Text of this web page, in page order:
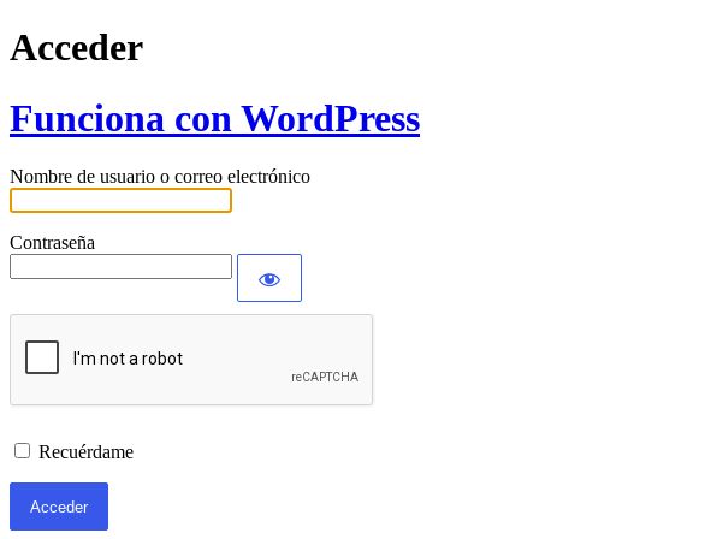
Acceder
Funciona con WordPress
Nombre de usuario o correo electrónico
Contraseña
Recuérdame